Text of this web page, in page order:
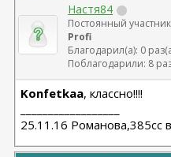
Настя84
Постоянный участник
Profi
Благодарил(а): 0
Поблагодарили: 8
Konfetkaa, классно!!!!
25.11.16 Романова,385сс